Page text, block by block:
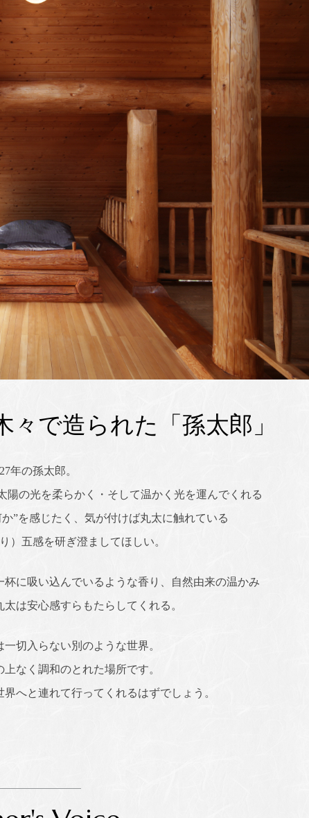
々で造られた 「孫太郎」
年の孫太郎。
陽の光を柔らかく・そして温かく光を運んでくれる
”を感じたく、気が付けば丸太に触れている
）五感を研ぎ澄ましてほしい。
に吸い込んでいるような香り、自然由来の温かみ
は安心感すらもたらしてくれる。
切入らない別のような世界。
なく調和のとれた場所です。
へと連れて行ってくれるはずでしょう。